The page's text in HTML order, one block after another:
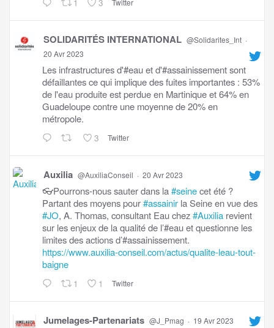
1 3
SOLIDARITÉS INTERNATIONAL @Solidarites_Int ·
20 Avr 2023
Les infrastructures d'#eau et d'#assainissement sont
défaillantes ce qui implique des fuites importantes : 53%
de l'eau produite est perdue en Martinique et 64% en
Guadeloupe contre une moyenne de 20% en
métropole.
3 Twitter
Auxilia @AuxiliaConseil · 20 Avr 2023
👓Pourrons-nous sauter dans la#seinecet été ?
Partant des moyens pour#assainir la Seine en vue des
#JO, A. Thomas, consultant Eau chez#Auxilia revient
sur les enjeux de la qualité de l’#eau et questionne les
limites des actions d’#assainissement.
https://www.auxilia-conseil.com/actus/qualite-leau-tout-
baigne
1 1 Twitter
Jumelages-Partenariats @J_Pmag · 19 Avr 2023